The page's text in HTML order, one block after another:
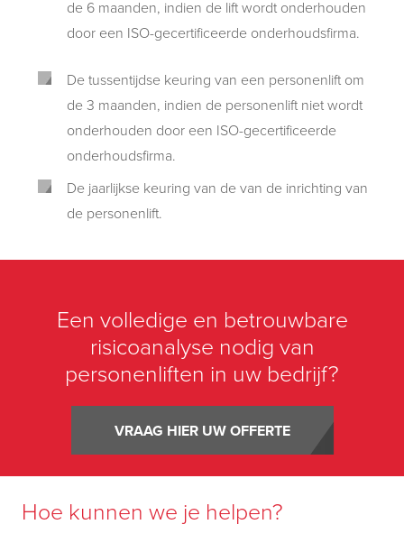
de 6 maanden, indien de lift wordt onderhouden
door een ISO-gecertificeerde onderhoudsfirma.
De tussentijdse keuring van een personenlift om
de 3 maanden, indien de personenlift niet wordt
onderhouden door een ISO-gecertificeerde
onderhoudsfirma.
De jaarlijkse keuring van de van de inrichting van
de personenlift.
Een volledige en betrouwbare
risicoanalyse nodig van
personenliften in uw bedrijf?
VRAAG HIER UW OFFERTE
Hoe kunnen we je helpen?